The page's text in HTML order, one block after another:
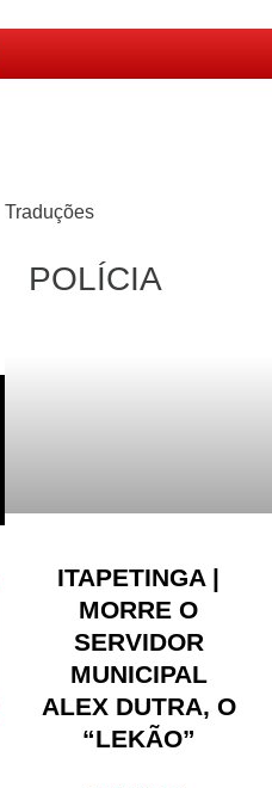
Traduções
POLÍCIA
ITAPETINGA |
MORRE O
SERVIDOR
MUNICIPAL
ALEX DUTRA, O
“LEKÃO”